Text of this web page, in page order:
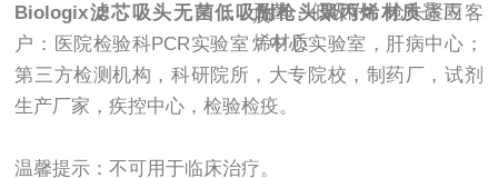
质
无菌，低吸附，枪头聚丙
烯材质
Biologix滤芯吸头无菌低吸附枪头聚丙烯材质适应客
户：医院检验科PCR实验室，中心实验室，肝病中心；
第三方检测机构，科研院所，大专院校，制药厂，试剂
生产厂家，疾控中心，检验检疫。
温馨提示：不可用于临床治疗。